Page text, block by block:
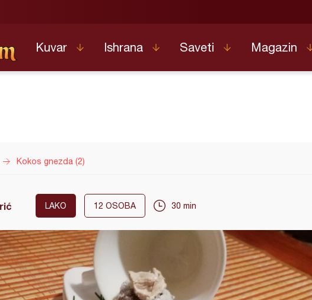
Kuvar Ishrana Saveti Magazin
Kokos gnezda (2)
LAKO 12 OSOBA 30 min